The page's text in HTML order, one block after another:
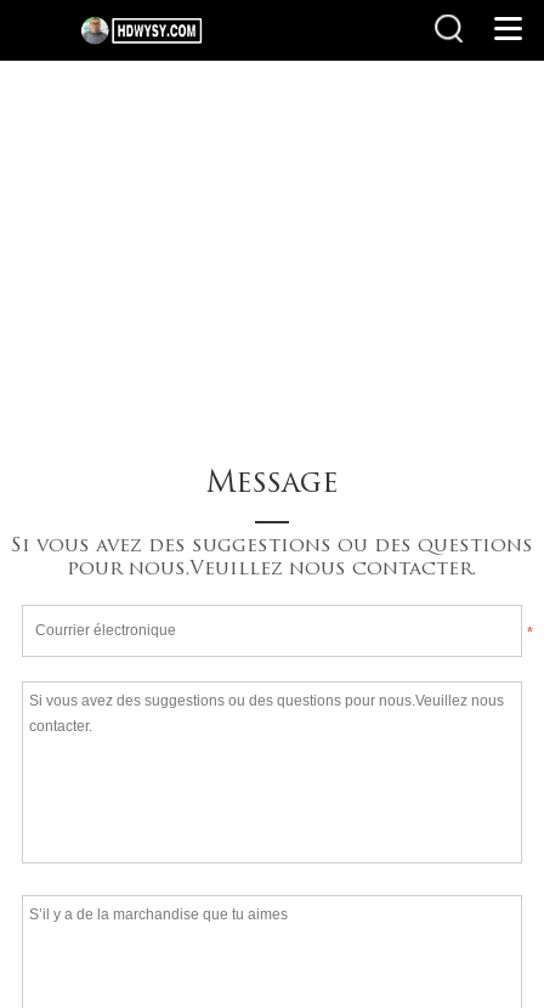
Message
Si vous avez des suggestions ou des questions
pour nous.Veuillez nous contacter.
*